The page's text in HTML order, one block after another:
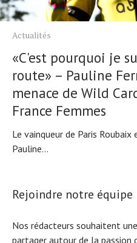
Actualités
«C'est pourquoi je
route» – Pauline
menace de Wild
France Femmes
Le vainqueur de Paris
Pauline...
Rejoindre notre équipe
Nos rédacteurs souhaitent
partager autour de la passion